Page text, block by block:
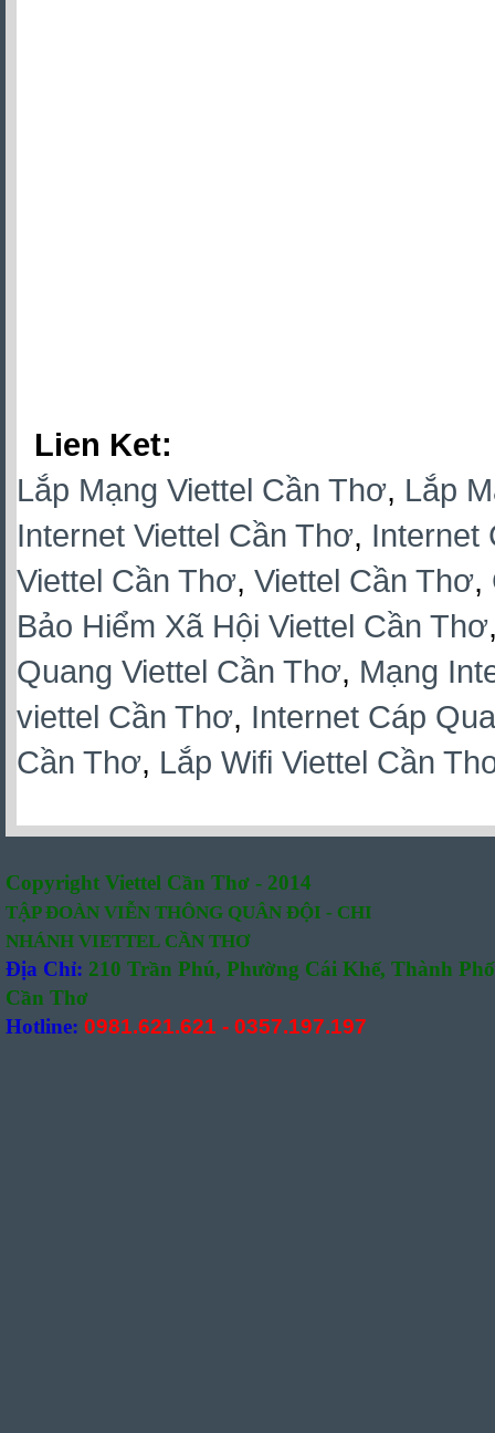
Lien Ket:
Lắp Mạng Viettel Cần Thơ, Lắp
Internet Viettel Cần Thơ, Internet
Viettel Cần Thơ, Viettel Cần Thơ,
Bảo Hiểm Xã Hội Viettel Cần Thơ
Quang Viettel Cần Thơ, Mạng
viettel Cần Thơ, Internet Cáp
Cần Thơ, Lắp Wifi Viettel Cần
Copyright Viettel Cần Thơ - 2014
TẬP ĐOÀN VIỄN THÔNG QUÂN ĐỘI - CHI
NHÁNH VIETTEL CẦN THƠ
Địa Chỉ: 210 Trần Phú, Phường Cái Khế, Thành Phố
Cần Thơ
Hotline: 0981.621.621 - 0357.197.197